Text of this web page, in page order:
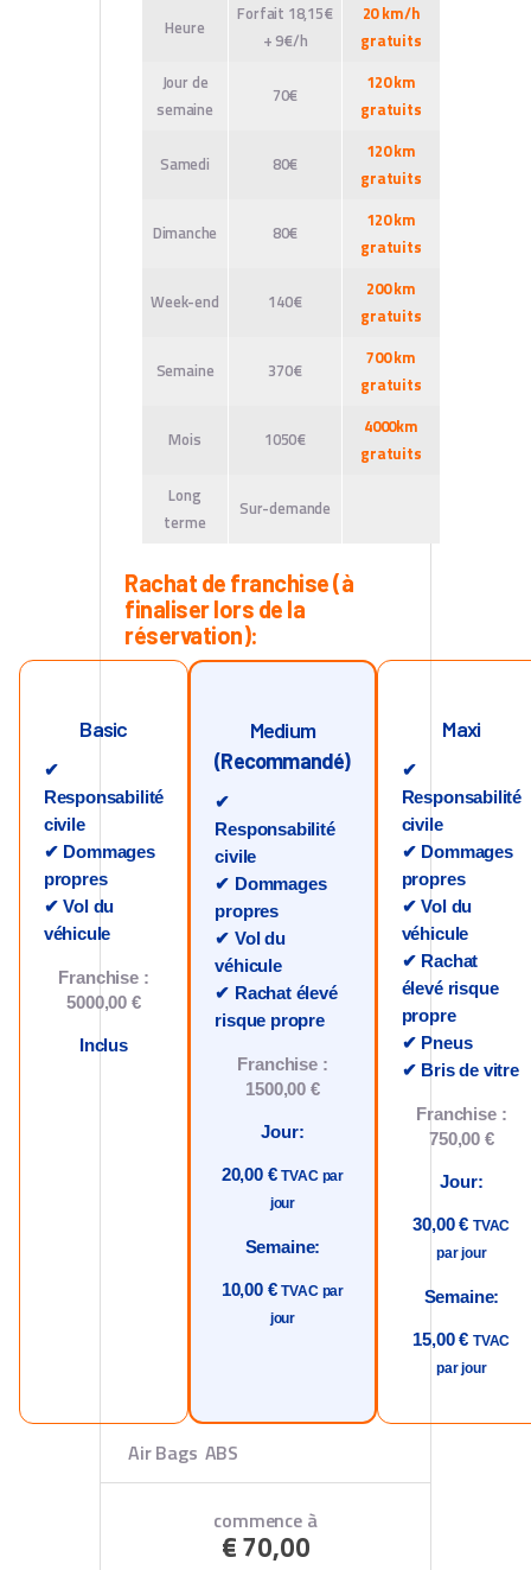
Heure
Forfait 18,15€
+ 9€/h
20 km/h
gratuits
Jour de
semaine
70€
120 km
gratuits
Samedi 80€
120 km
gratuits
Dimanche 80€
120 km
gratuits
Week-end 140€
200 km
gratuits
Semaine 370€
700 km
gratuits
Mois 1050€
4000km
gratuits
Long
terme
Sur-demande
Rachat de franchise (à
finaliser lors de la
réservation):
Basic
✔
Responsabilité
civile
✔ Dommages
propres
✔ Vol du
véhicule
Franchise :
5000,00 €
Inclus
Medium
(Recommandé)
✔
Responsabilité
civile
✔ Dommages
propres
✔ Vol du
véhicule
✔ Rachat élevé
risque propre
Franchise :
1500,00 €
Jour:
20,00 € TVAC par
jour
Semaine:
10,00 € TVAC par
jour
Maxi
✔
Responsabilité
civile
✔ Dommages
propres
✔ Vol du
véhicule
✔ Rachat
élevé risque
propre
✔ Pneus
✔ Bris de vitre
Franchise :
750,00 €
Jour:
30,00 € TVAC
par jour
Semaine:
15,00 € TVAC
par jour
Air Bags ABS
commence à
€70,00